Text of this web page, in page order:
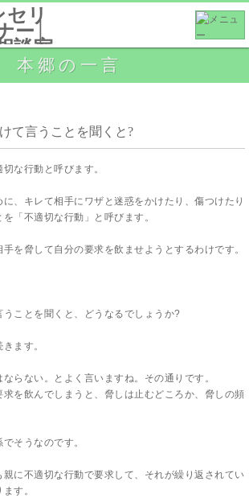
本郷の一言
て言うことを聞くと?
な行動と呼びます。
に、キレて相手にワザと迷惑をかけたり、傷つけたり
「不適切な行動」と呼びます。
を脅して自分の要求を飲ませようとするわけです。
ことを聞くと、どうなるでしょうか?
ます。
らない。とよく言いますね。その通りです。
を飲んでしまうと、脅しは止むどころか、脅しの頻
そうなのです。
に不適切な行動で要求して、それが繰り返されてい
す。